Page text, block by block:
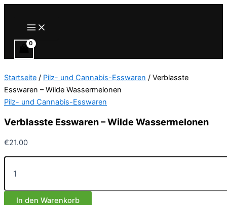
Main
Menu
Startseite / Pilz- und Cannabis-Esswaren / Verblasste
Esswaren – Wilde Wassermelonen
Pilz- und Cannabis-Esswaren
Verblasste Esswaren – Wilde Wassermelonen
€21.00
Verblasste
Esswaren
Wilde
Wassermelonen
In den Warenkorb